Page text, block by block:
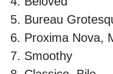
Bureau
Proxima Nova,
Smoothy